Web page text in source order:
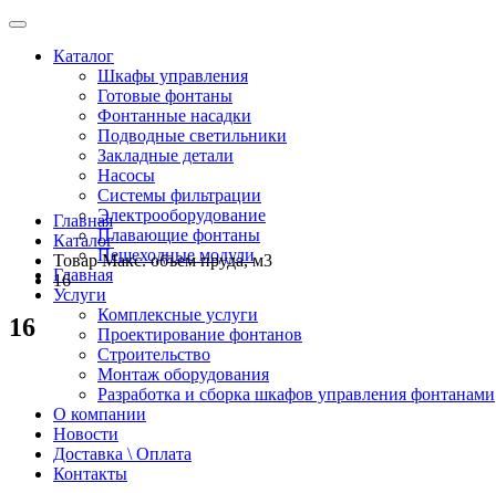
Каталог
Шкафы управления
Готовые фонтаны
Фонтанные насадки
Подводные светильники
Закладные детали
Насосы
Системы фильтрации
Электрооборудование
Плавающие фонтаны
Пешеходные модули
Главная
Услуги
Комплексные услуги
Проектирование фонтанов
Строительство
Монтаж оборудования
Разработка и сборка шкафов управления фонтанами
О компании
Новости
Доставка \ Оплата
Контакты
Главная
Каталог
Товар Макс. объем пруда, м3
16
16